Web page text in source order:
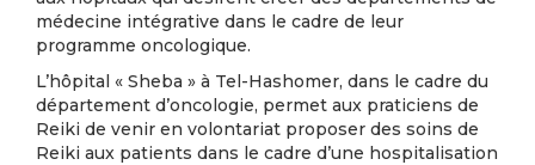
médecine intégrative dans le cadre de leur
programme oncologique.
L’hôpital « Sheba » à Tel-Hashomer, dans le cadre du
département d’oncologie, permet aux praticiens de
Reiki de venir en volontariat proposer des soins de
Reiki aux patients dans le cadre d’une hospitalisation